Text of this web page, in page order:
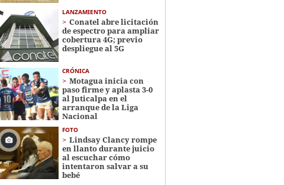
LANZAMIENTO
Conatel abre licitación
de espectro para ampliar
cobertura 4G; previo
despliegue al 5G
CRÓNICA
Motagua inicia con
paso firme y aplasta 3-0
al Juticalpa en el
arranque de la Liga
Nacional
FOTO
Lindsay Clancy rompe
en llanto durante juicio
al escuchar cómo
intentaron salvar a su
bebé